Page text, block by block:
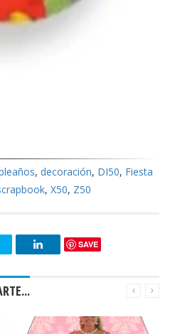
, decoración, DI50, Fiesta
, X50, Z50
SAVE